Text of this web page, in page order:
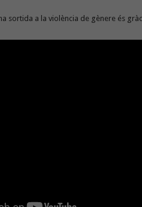
sortida a la violència de gènere és